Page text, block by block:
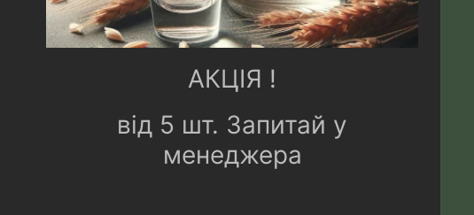
АКЦІЯ !
від 5 шт. Запитай у
менеджера